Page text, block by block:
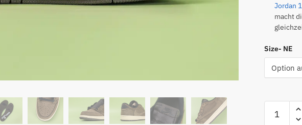
Jordan
macht
Size- NE
Scott